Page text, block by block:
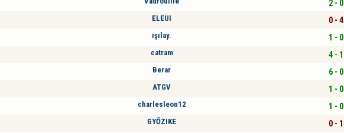
2 - 0
ELEUI 0 - 4
ışılay. 1 - 0
catram 4 - 1
Berar 6 - 0
ATGV 1 - 0
charlesleon12 1 - 0
GYŐZIKE 0 - 1